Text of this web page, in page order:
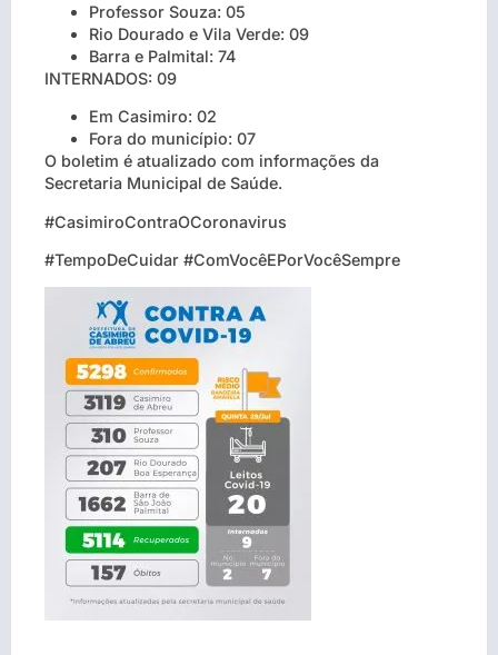
Professor Souza: 05
Rio Dourado e Vila Verde: 09
Barra e Palmital: 74
INTERNADOS: 09
Em Casimiro: 02
Fora do município: 07
O boletim é atualizado com informações da
Secretaria Municipal de Saúde.
#CasimiroContraOCoronavirus
#TempoDeCuidar #ComVocêEPorVocêSempre